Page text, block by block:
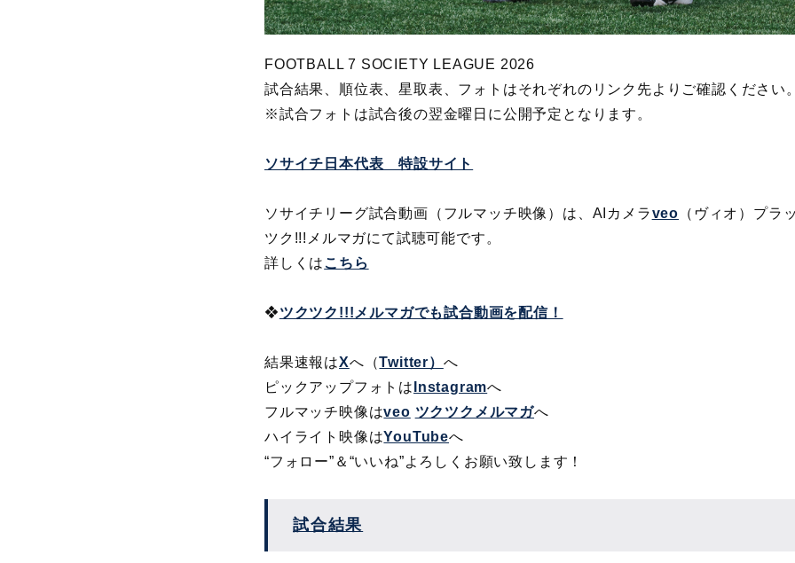
FOOTBALL 7 SOCIETY LEAGUE 2026
試合結果、順位表、星取表、フォトはそれぞれのリンク先よりご確認ください。
※試合フォトは試合後の翌金曜日に公開予定となります。
ソサイチ日本代表 特設サイト
ソサイチリーグ試合動画（フルマッチ映像）は、 AIカメラveo （ヴィオ）プラ
ツク!!!メルマガにて試聴可能です。
詳しくは こちら
❖ツクツク!!!メルマガでも試合動画を配信！
結果速報はXへ（Twitter） へ
ピックアップフォトは Instagramへ
フルマッチ映像はveo ツクツクメルマガへ
ハイライト映像はYouTubeへ
“フォロー”＆“いいね”よろしくお願い致します！
試合結果